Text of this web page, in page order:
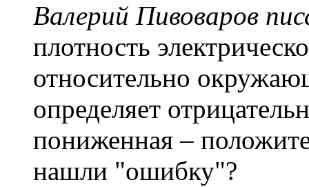
Валерий Пивоваров
плотность
относительно
определяет
пониженная –
нашли "ошибку"?